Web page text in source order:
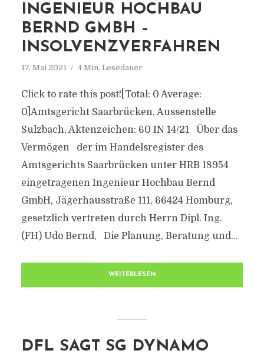
INGENIEUR HOCHBAU
BERND GMBH –
INSOLVENZVERFAHREN
17. Mai 2021 4 Min. Lesedauer
Click to rate this post![Total: 0 Average:
0]Amtsgericht Saarbrücken, Aussenstelle
Sulzbach, Aktenzeichen: 60 IN 14/21 Über das
Vermögen der im Handelsregister des
Amtsgerichts Saarbrücken unter HRB 18954
eingetragenen Ingenieur Hochbau Bernd
GmbH, Jägerhausstraße 111, 66424 Homburg,
gesetzlich vertreten durch Herrn Dipl. Ing.
(FH) Udo Bernd, Die Planung, Beratung und...
WEITERLESEN
DFL SAGT SG DYNAMO